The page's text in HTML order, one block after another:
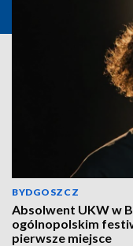
BYDGOSZCZ
Absolwent UKW w
ogólnopolskim
pierwsze miejsce